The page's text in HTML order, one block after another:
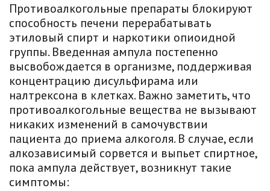
Противоалкогольные препараты блокируют
способность печени перерабатывать
этиловый спирт и наркотики опиоидной
группы. Введенная ампула постепенно
высвобождается в организме, поддерживая
концентрацию дисульфирама или
налтрексона в клетках. Важно заметить, что
противоалкогольные вещества не вызывают
никаких изменений в самочувствии
пациента до приема алкоголя. В случае, если
алкозависимый сорвется и выпьет спиртное,
пока ампула действует, возникнут такие
симптомы: